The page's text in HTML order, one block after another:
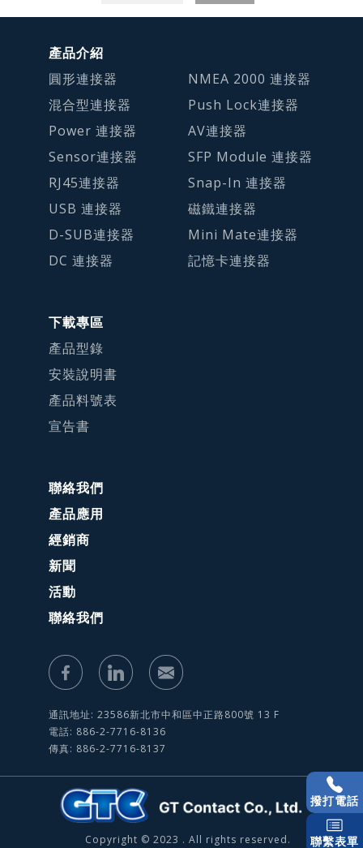
產品介紹
圓形連接器
混合型連接器
Power 連接器
Sensor連接器
RJ45連接器
USB 連接器
D-SUB連接器
DC 連接器
NMEA 2000 連接器
Push Lock連接器
AV連接器
SFP Module 連接器
Snap-In 連接器
磁鐵連接器
Mini Mate連接器
記憶卡連接器
下載專區
產品型錄
安裝說明書
產品料號表
宣告書
聯絡我們
產品應用
經銷商
新聞
活動
聯絡我們
通訊地址: 23586新北市中和區中正路800號 13 F
電話: 886-2-7716-8136
傳真: 886-2-7716-8137
Copyright © 2023 . All rights reserved.
撥打電話
聯繫表單